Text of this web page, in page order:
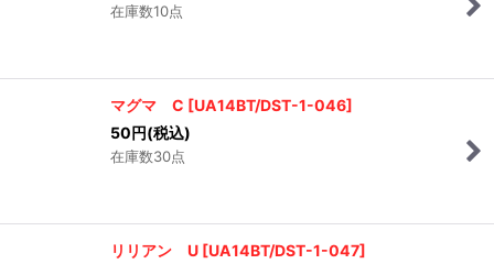
在庫数10点
マグマ C [UA14BT/DST-1-046]
50 円(税込)
在庫数30点
リリアン U [UA14BT/DST-1-047]